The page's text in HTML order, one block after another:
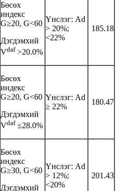
Бөсөх
индекс
G≥20, G<60
Дэгдэмхий
Vdaf >20.0%
Үнслэг: Аd
> 20%;
<22%
185.18
Бөсөх
индекс
G≥20, G<60
Дэгдэмхий
Vdaf ≤28.0%
Үнслэг: Аd
≥ 22%
180.47
Бөсөх
индекс
G≥30, G<60
Дэгдэмхий
Үнслэг: Аd
> 12%;
<20%
201.43